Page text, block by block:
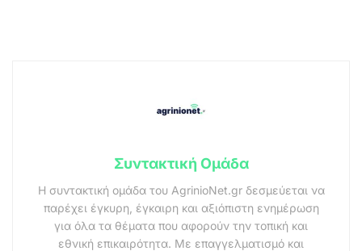
Συντακτική Ομάδα
Η συντακτική ομάδα του AgrinioNet.gr δεσμεύεται να
παρέχει έγκυρη, έγκαιρη και αξιόπιστη ενημέρωση
για όλα τα θέματα που αφορούν την τοπική και
εθνική επικαιρότητα. Με επαγγελματισμό και